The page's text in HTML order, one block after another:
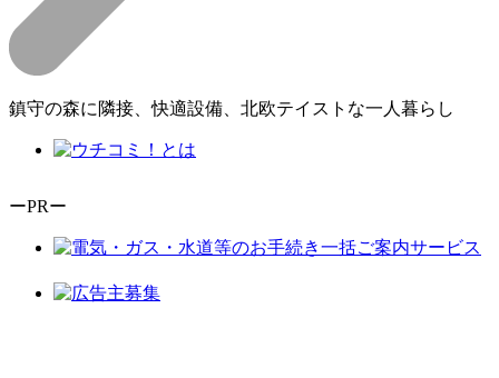
鎮守の森に隣接、快適設備、北欧テイストな一人暮らし
ーPRー